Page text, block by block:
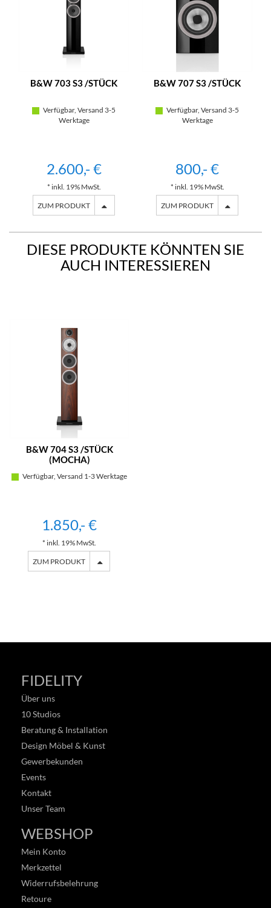
B&W 703 S3 /STÜCK
Verfügbar, Versand 3-5
Werktage
2.600,- €
* inkl. 19% MwSt.
ZUM PRODUKT
B&W 707 S3 /STÜCK
Verfügbar, Versand 3-5
Werktage
800,- €
* inkl. 19% MwSt.
ZUM PRODUKT
DIESE PRODUKTE KÖNNTEN SIE
AUCH INTERESSIEREN
B&W 704 S3 /STÜCK
(MOCHA)
Verfügbar, Versand 1-3 Werktage
1.850,- €
* inkl. 19% MwSt.
ZUM PRODUKT
FIDELITY
Über uns
10 Studios
Beratung & Installation
Design Möbel & Kunst
Gewerbekunden
Events
Kontakt
Unser Team
WEBSHOP
Mein Konto
Merkzettel
Widerrufsbelehrung
Retoure